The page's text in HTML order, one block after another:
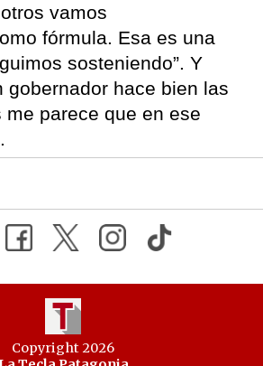
vamos
fórmula. Esa es una
sosteniendo”. Y
gobernador hace bien las
parece que en ese
Copyright 2026